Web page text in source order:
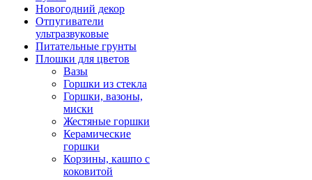
Новогодний декор
Отпугиватели
ультразвуковые
Питательные грунты
Плошки для цветов
Вазы
Горшки из стекла
Горшки, вазоны,
миски
Жестяные горшки
Керамические
горшки
Корзины, кашпо с
коковитой